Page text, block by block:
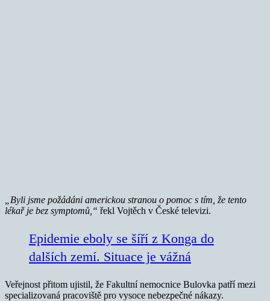
„Byli jsme požádáni americkou stranou o pomoc s tím, že tento
lékař je bez symptomů,“ řekl Vojtěch v České televizi.
Epidemie eboly se šíří z Konga do
dalších zemí. Situace je vážná
Veřejnost přitom ujistil, že Fakultní nemocnice Bulovka patří mezi
specializovaná pracoviště pro vysoce nebezpečné nákazy.